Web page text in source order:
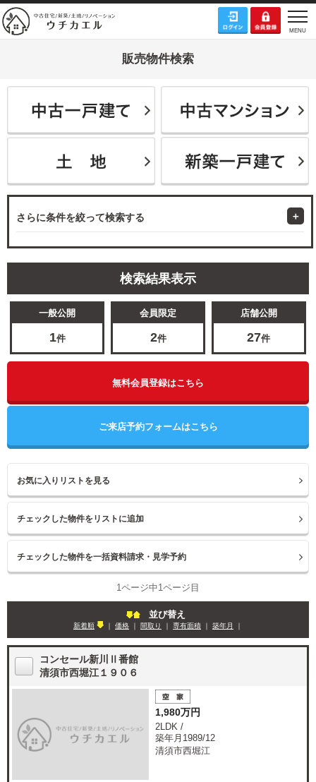
販売物件検索
さらに条件を絞って検索する
検索結果表示
一般公開
1件
会員限定
2件
店舗公開
27件
無料会員登録はこちら
ご来店予約フォームはこちら
お気に入りリストを見る
1ページ中1ページ目
並び替え
新着順 ｜ 価格 ｜ 間取り ｜ 専有面積 ｜ 築年月 ｜
コンセール新川Ⅱ番館
清須市西堀江１９０６
1,980万円
2LDK /
築年月1989/12
清須市西堀江